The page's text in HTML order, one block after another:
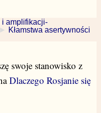
amplifikacji-
Kłamstwa asertywności
swoje stanowisko z
Dlaczego Rosjanie się